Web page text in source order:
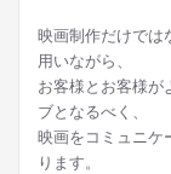
映画制作だけでは
用いながら、
お客様とお客様が
ブとなるべく、
映画をコミュニケ
ります。